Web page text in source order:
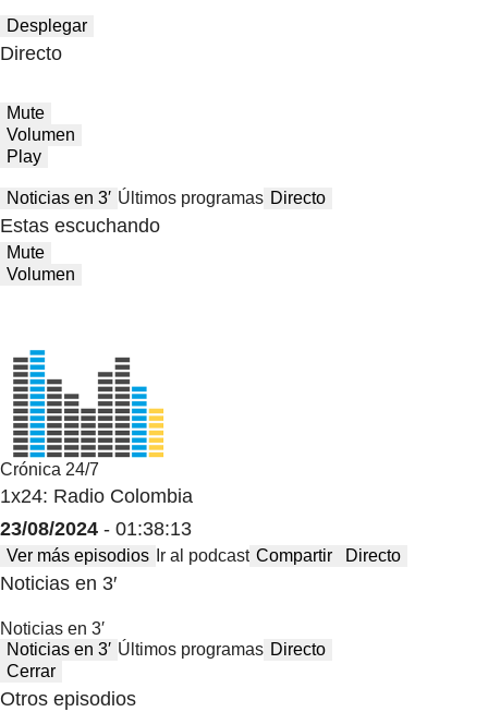
Desplegar
Directo
Mute
Volumen
Play
Noticias en 3′ Últimos programas Directo
Estas escuchando
Mute
Volumen
Crónica 24/7
1x24: Radio Colombia
23/08/2024 - 01:38:13
Ver más episodios Ir al podcast Compartir Directo
Noticias en 3′
Noticias en 3′
Noticias en 3′ Últimos programas Directo
Cerrar
Otros episodios